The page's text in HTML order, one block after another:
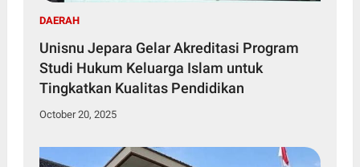
DAERAH
Unisnu Jepara Gelar Akreditasi Program
Studi Hukum Keluarga Islam untuk
Tingkatkan Kualitas Pendidikan
October 20, 2025